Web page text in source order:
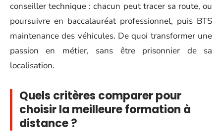
conseiller technique : chacun peut tracer sa route, ou
poursuivre en baccalauréat professionnel, puis BTS
maintenance des véhicules. De quoi transformer une
passion en métier, sans être prisonnier de sa
localisation.
Quels critères comparer pour
choisir la meilleure formation à
distance ?